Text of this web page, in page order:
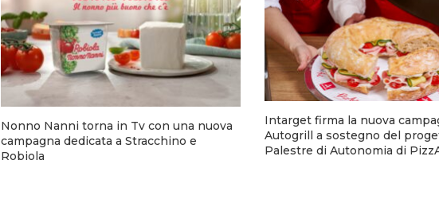
Nonno Nanni torna in Tv con una nuova
campagna dedicata a Stracchino e
Robiola
Intarget firma la nuova
Autogrill a sostegno del
Palestre di Autonomia di